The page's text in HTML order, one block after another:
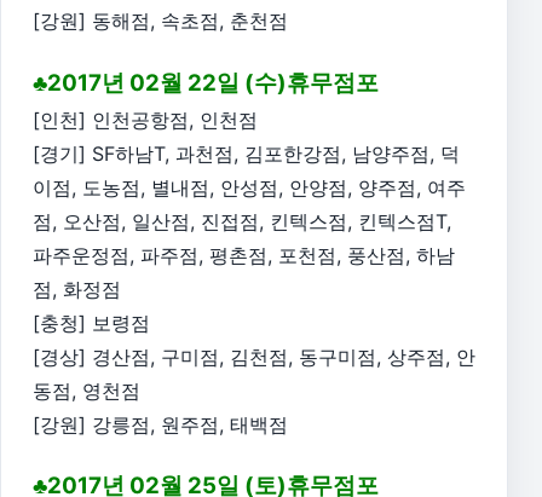
[강원] 동해점, 속초점, 춘천점
♣2017년 02월 22일 (수)휴무점포
[인천] 인천공항점, 인천점
[경기] SF하남T, 과천점, 김포한강점, 남양주점, 덕
이점, 도농점, 별내점, 안성점, 안양점, 양주점, 여주
점, 오산점, 일산점, 진접점, 킨텍스점, 킨텍스점T,
파주운정점, 파주점, 평촌점, 포천점, 풍산점, 하남
점, 화정점
[충청] 보령점
[경상] 경산점, 구미점, 김천점, 동구미점, 상주점, 안
동점, 영천점
[강원] 강릉점, 원주점, 태백점
♣2017년 02월 25일 (토)휴무점포